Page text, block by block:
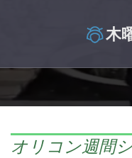
木
オリコン週間